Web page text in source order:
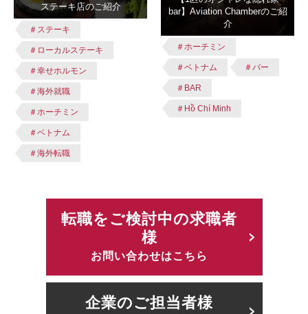
ステーキ店のご紹介
＃ステーキ
＃ローカルステーキ
＃幸せホルモン
＃海外就職
＃ホーチミン
＃ベトナム
＃海外転職
bar】Aviation Chamberのご紹
介
＃ホーチミン
＃ベトナム ＃バー
＃BAR
＃Hồ Chí Minh
転職をご検討中の求職者
様
お問い合わせはこちら
企業のご担当者様